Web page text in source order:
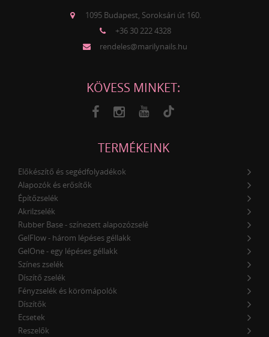
1095 Budapest, Soroksári út 160.
+36 30 222 4328
rendeles@marilynails.hu
KÖVESS MINKET:
TERMÉKEINK
Előkészítő és segédfolyadékok
Alapozók és erősítők
Építőzselék
Akrilzselék
Rubber Base - színezett alapozózselé
GelFlow - három lépéses géllakk
GelOne - egy lépéses géllakk
Színes zselék
Díszítő zselék
Fényzselék és körömápolók
Díszítők
Ecsetek
Reszelők